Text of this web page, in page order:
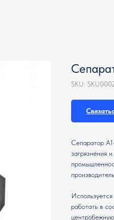
SKU:
Сепаратор
загрязнения
работать в